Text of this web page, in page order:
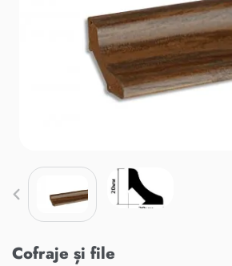
Cofraje și file